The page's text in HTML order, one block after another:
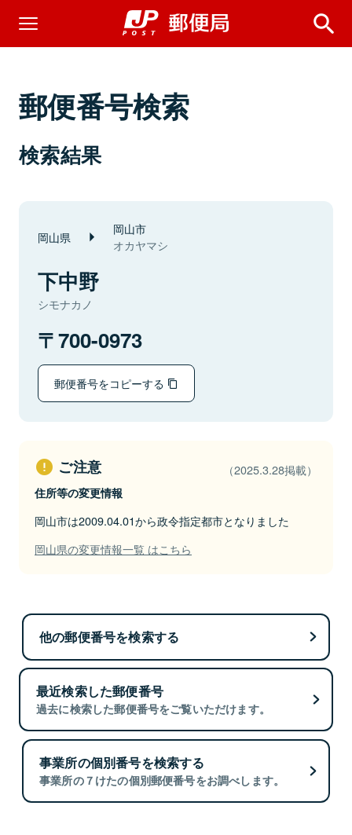
郵便番号検索
検索結果
岡山県 岡山市
オカヤマシ
下中野
シモナカノ
700-0973
郵便番号をコピーする
ご注意 （2025.3.28掲載）
住所等の変更情報
岡山市は2009.04.01から政令指定都市となりました
岡山県の変更情報一覧 はこちら
他の郵便番号を検索する
最近検索した郵便番号
過去に検索した郵便番号をご覧いただけます。
事業所の個別番号を検索する
事業所の７けたの個別郵便番号をお調べします。